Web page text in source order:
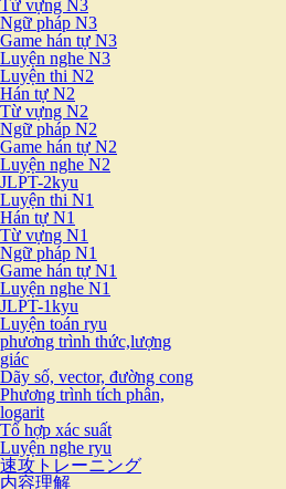
Từ vựng N3
Ngữ pháp N3
Game hán tự N3
Luyện nghe N3
Luyện thi N2
Hán tự N2
Từ vựng N2
Ngữ pháp N2
Game hán tự N2
Luyện nghe N2
JLPT-2kyu
Luyện thi N1
Hán tự N1
Từ vựng N1
Ngữ pháp N1
Game hán tự N1
Luyện nghe N1
JLPT-1kyu
Luyện toán ryu
phương trình thức,lượng
giác
Dãy số, vector, đường cong
Phương trình tích phân,
logarit
Tổ hợp xác suất
Luyện nghe ryu
速攻トレーニング
内容理解